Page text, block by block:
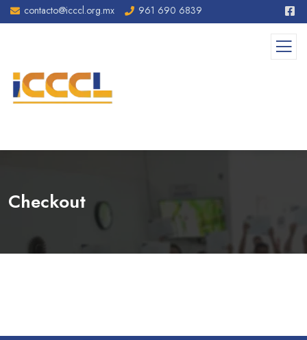
contacto@icccl.org.mx 961 690 6839
Checkout